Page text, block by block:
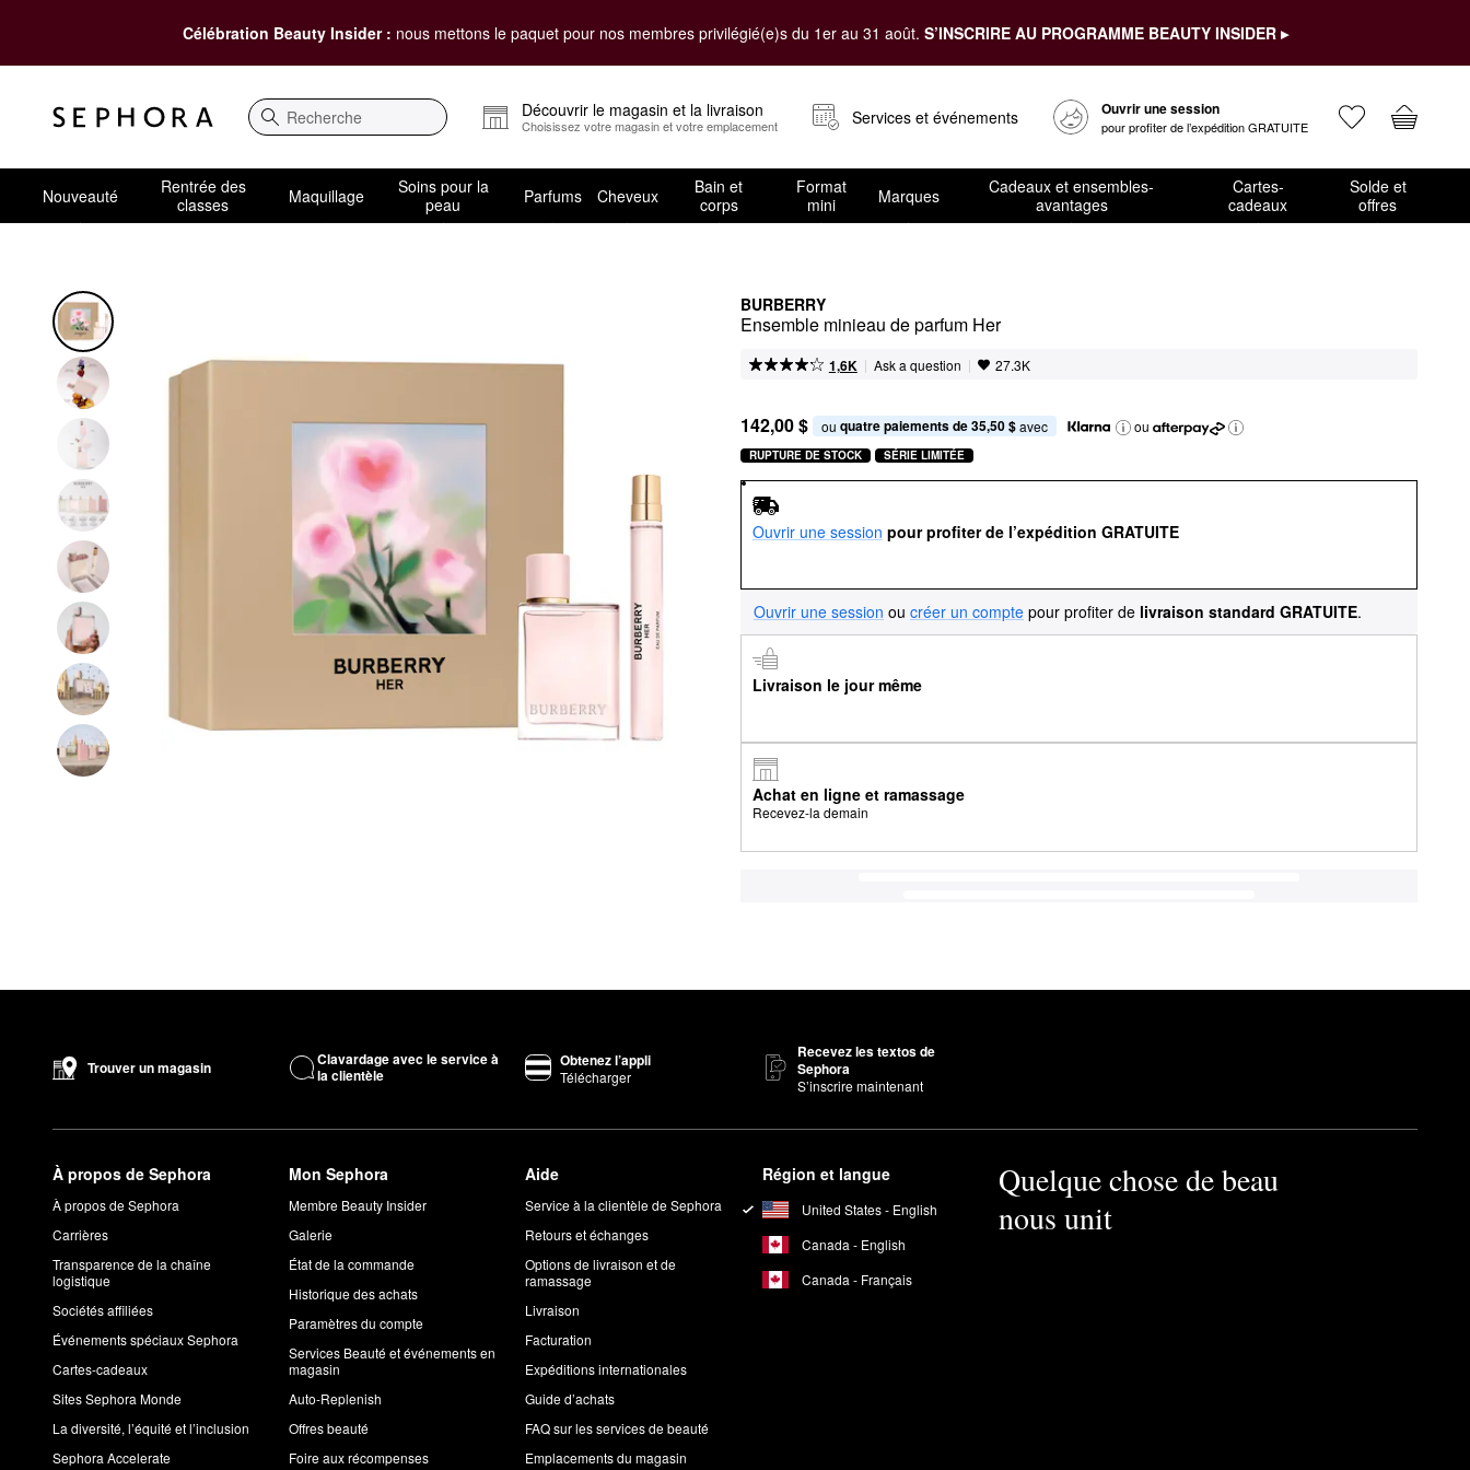
Célébration Beauty Insider : nous mettons le paquet pour nos membres privilégié(e)s du 1er au 31 août. S’INSCRIRE AU PROGRAMME BEAUTY INSIDER ▸
Recherche
Découvrir le magasin et la livraison
Choisissez votre magasin et votre emplacement Services et événements Ouvrir une session
pour profiter de l’expédition GRATUITE
Nouveauté
Rentrée des
classes
Maquillage
Soins pour la
peau
Parfums Cheveux
Bain et
corps
Format
mini
Marques
Cadeaux et ensembles-
avantages
Cartes-
cadeaux
Solde et
offres
BURBERRY
Ensemble minieau de parfum Her
1,6K | Ask a question | 27.3K
142,00 $ ou quatre paiements de 35,50 $ avec ou
RUPTURE DE STOCK SÉRIE LIMITÉE
Ouvrir une session pour profiter de l’expédition GRATUITE
Ouvrir une session ou créer un compte pour profiter de livraison standard GRATUITE.
Livraison le jour même
Achat en ligne et ramassage
Recevez-la demain
Trouver un magasin
Clavardage avec le service à
la clientèle
Obtenez l’appli
Télécharger
Recevez les textos de
Sephora
S’inscrire maintenant
À propos de Sephora
À propos de Sephora
Carrières
Transparence de la chaîne
logistique
Sociétés affiliées
Événements spéciaux Sephora
Cartes-cadeaux
Sites Sephora Monde
La diversité, l’équité et l’inclusion
Sephora Accelerate
Mon Sephora
Membre Beauty Insider
Galerie
État de la commande
Historique des achats
Paramètres du compte
Services Beauté et événements en
magasin
Auto-Replenish
Offres beauté
Foire aux récompenses
Aide
Service à la clientèle de Sephora
Retours et échanges
Options de livraison et de
ramassage
Livraison
Facturation
Expéditions internationales
Guide d’achats
FAQ sur les services de beauté
Emplacements du magasin
Région et langue
United States - English
Canada - English
Canada - Français
Quelque chose de beau
nous unit